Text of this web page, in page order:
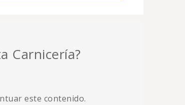
Carnicería?
este contenido.